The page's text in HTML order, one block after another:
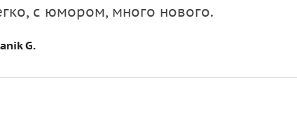
с юмором, много нового.
G.